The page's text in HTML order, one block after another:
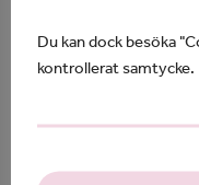
Riksföreningen
självbestämmande
som finns i den
Du kan dock besöka
kontrollerat samtycke.